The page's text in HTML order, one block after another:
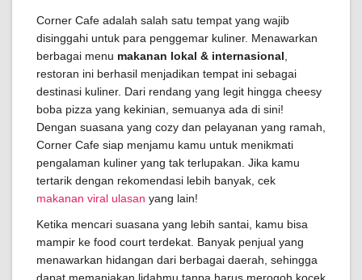
Corner Cafe adalah salah satu tempat yang wajib
disinggahi untuk para penggemar kuliner. Menawarkan
berbagai menu makanan lokal & internasional
restoran ini berhasil menjadikan tempat ini sebagai
destinasi kuliner. Dari rendang yang legit hingga cheesy
boba pizza yang kekinian, semuanya ada di sini!
Dengan suasana yang cozy dan pelayanan yang ramah,
Corner Cafe siap menjamu kamu untuk menikmati
pengalaman kuliner yang tak terlupakan. Jika kamu
tertarik dengan rekomendasi lebih banyak, cek
makanan viral ulasan yang lain!
Ketika mencari suasana yang lebih santai, kamu bisa
mampir ke food court terdekat. Banyak penjual yang
menawarkan hidangan dari berbagai daerah, sehingga